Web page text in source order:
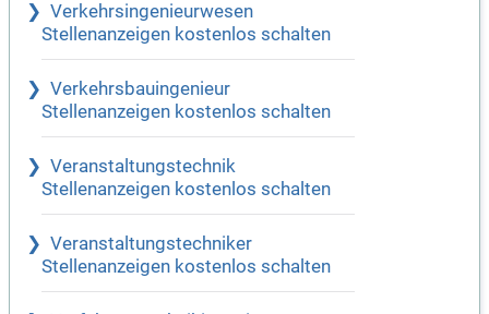
Verkehrsingenieurwesen
Stellenanzeigen kostenlos schalten
Verkehrsbauingenieur
Stellenanzeigen kostenlos schalten
Veranstaltungstechnik
Stellenanzeigen kostenlos schalten
Veranstaltungstechniker
Stellenanzeigen kostenlos schalten